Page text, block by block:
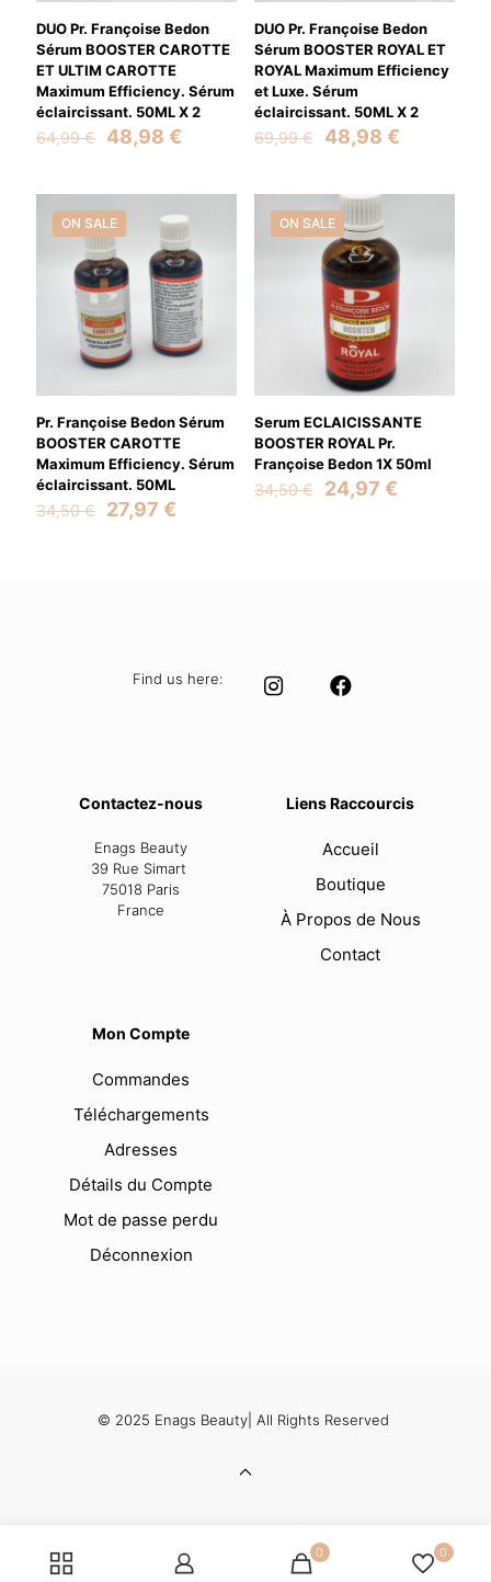
DUO Pr. Françoise Bedon
Sérum BOOSTER CAROTTE
ET ULTIM CAROTTE
Maximum Efficiency. Sérum
éclaircissant. 50ML X 2
64,99€
Original
64,99 €.
48,98 €
48,98 €.
DUO Pr. Françoise Bedon
Sérum BOOSTER ROYAL ET
ROYAL Maximum Efficiency
et Luxe. Sérum
éclaircissant. 50ML X 2
69,99€
Original
69,99 €.
48,98 €Current
48,98 €.
ON SALE
Pr. Françoise Bedon Sérum
BOOSTER CAROTTE
Maximum Efficiency. Sérum
éclaircissant. 50ML
34,50€
Original
27,97 €
ON SALE
Serum ECLAICISSANTE
BOOSTER ROYAL Pr.
Françoise Bedon 1X 50ml
34,50€
Original
24,97 €Current
Find us here:
Contactez-nous
Enags Beauty
39 Rue Simart
75018 Paris
France
Liens Raccourcis
Accueil
Boutique
À Propos de Nous
Contact
Mon Compte
Commandes
Téléchargements
Adresses
Détails du Compte
Mot de passe perdu
Déconnexion
© 2025 Enags Beauty| All Rights Reserved
0 0